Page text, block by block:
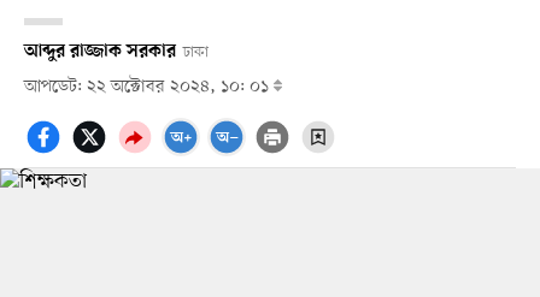
আব্দুর রাজ্জাক সরকার ঢাকা
আপডেট: ২২ অক্টোবর ২০২৪, ১০: ০১